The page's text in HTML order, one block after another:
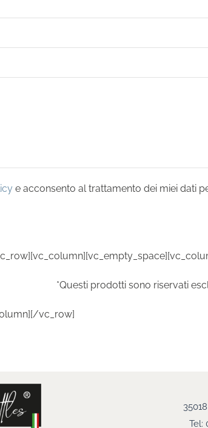
e acconsento al trattamento dei miei dati
*Questi prodotti sono riservati
vc_row]
Tel: